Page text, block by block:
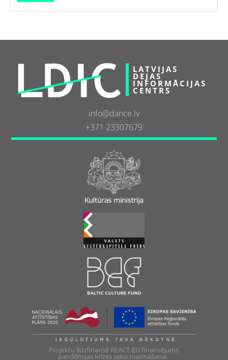
LATVIJAS
DEJAS
INFORMĀCIJAS
CENTRS
info@dance.lv
+371 23307679
Projektu līdzfinansē REACT-EU finansējums
pandēmijas krīzes seku mazināšanai.